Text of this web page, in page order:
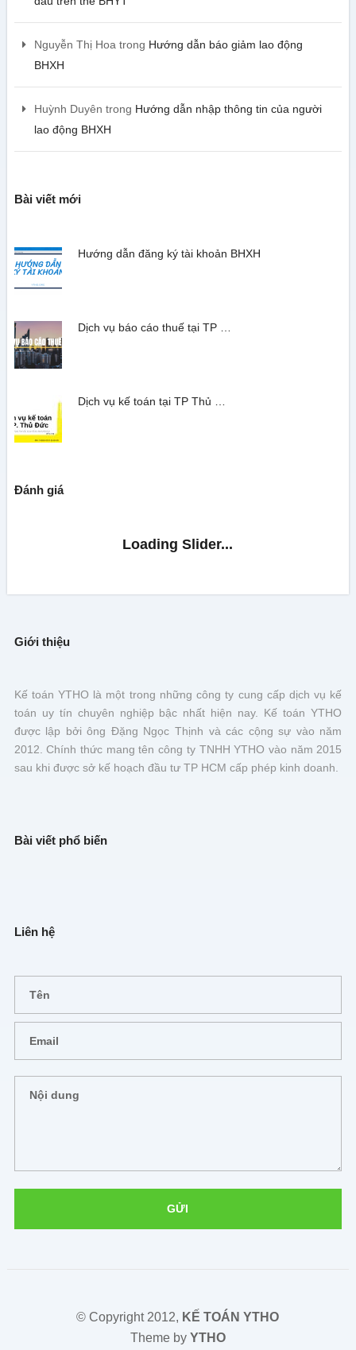
Nguyễn Thị Hoa trong Hướng dẫn báo giảm lao động
BHXH
Huỳnh Duyên trong Hướng dẫn nhập thông tin của người
lao động BHXH
Bài viết mới
Hướng dẫn đăng ký tài khoản BHXH
Dịch vụ báo cáo thuế tại TP …
Dịch vụ kế toán tại TP Thủ …
Đánh giá
Giới thiệu
Kế toán YTHO là một trong những công ty cung cấp dịch vụ kế
toán uy tín chuyên nghiệp bậc nhất hiện nay. Kế toán YTHO
được lập bởi ông Đặng Ngọc Thịnh và các cộng sự vào năm
2012. Chính thức mang tên công ty TNHH YTHO vào năm 2015
sau khi được sở kế hoạch đầu tư TP HCM cấp phép kinh doanh.
Bài viết phổ biến
Liên hệ
© Copyright 2012, KẾ TOÁN YTHO
Theme by YTHO